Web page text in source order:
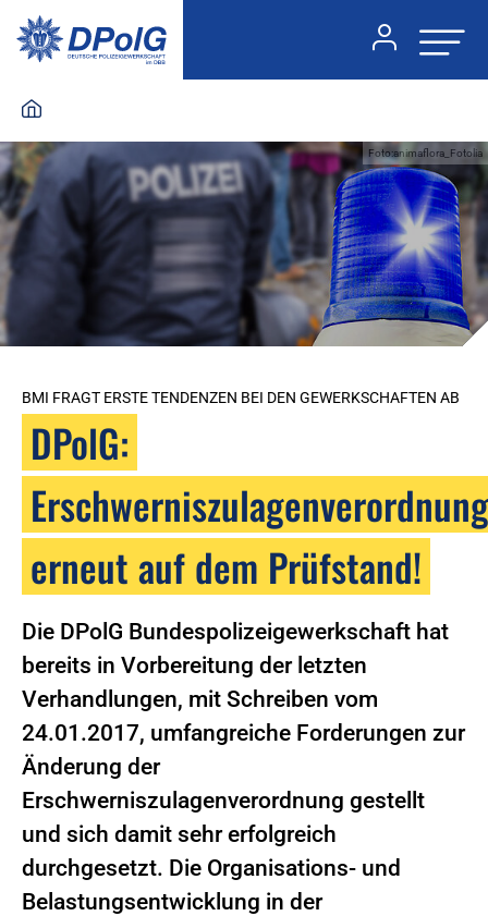
Foto:animaflora_Fotolia
BMI FRAGT ERSTE TENDENZEN BEI DEN GEWERKSCHAFTEN AB
DPolG:
Erschwerniszulagenverordnung
erneut auf dem Prüfstand!
Die DPolG Bundespolizeigewerkschaft hat
bereits in Vorbereitung der letzten
Verhandlungen, mit Schreiben vom
24.01.2017, umfangreiche Forderungen zur
Änderung der
Erschwerniszulagenverordnung gestellt
und sich damit sehr erfolgreich
durchgesetzt. Die Organisations- und
Belastungsentwicklung in der